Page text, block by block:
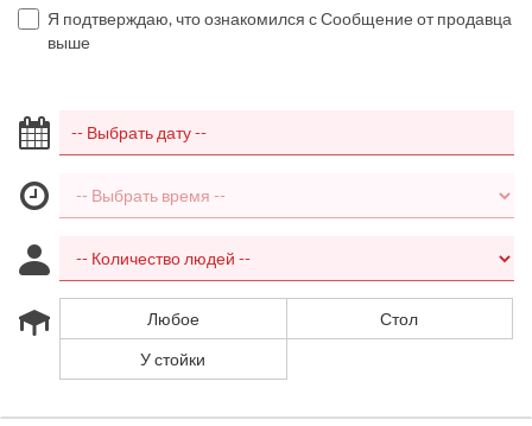
Я подтверждаю, что ознакомился с Сообщение от продавца
выше
Любое
Стол
У стойки